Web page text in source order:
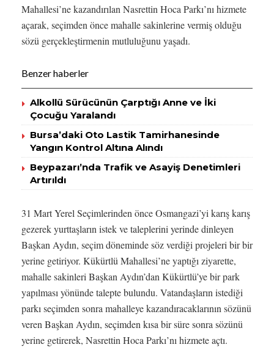
Mahallesi’ne kazandırılan Nasrettin Hoca Parkı’nı hizmete
açarak, seçimden önce mahalle sakinlerine vermiş olduğu
sözü gerçekleştirmenin mutluluğunu yaşadı.
Benzer haberler
Alkollü Sürücünün Çarptığı Anne ve İki
Çocuğu Yaralandı
Bursa’daki Oto Lastik Tamirhanesinde
Yangın Kontrol Altına Alındı
Beypazarı’nda Trafik ve Asayiş Denetimleri
Artırıldı
31 Mart Yerel Seçimlerinden önce Osmangazi’yi karış karış
gezerek yurttaşların istek ve taleplerini yerinde dinleyen
Başkan Aydın, seçim döneminde söz verdiği projeleri bir bir
yerine getiriyor. Kükürtlü Mahallesi’ne yaptığı ziyarette,
mahalle sakinleri Başkan Aydın’dan Kükürtlü’ye bir park
yapılması yönünde talepte bulundu. Vatandaşların istediği
parkı seçimden sonra mahalleye kazandıracaklarının sözünü
veren Başkan Aydın, seçimden kısa bir süre sonra sözünü
yerine getirerek, Nasrettin Hoca Parkı’nı hizmete açtı.